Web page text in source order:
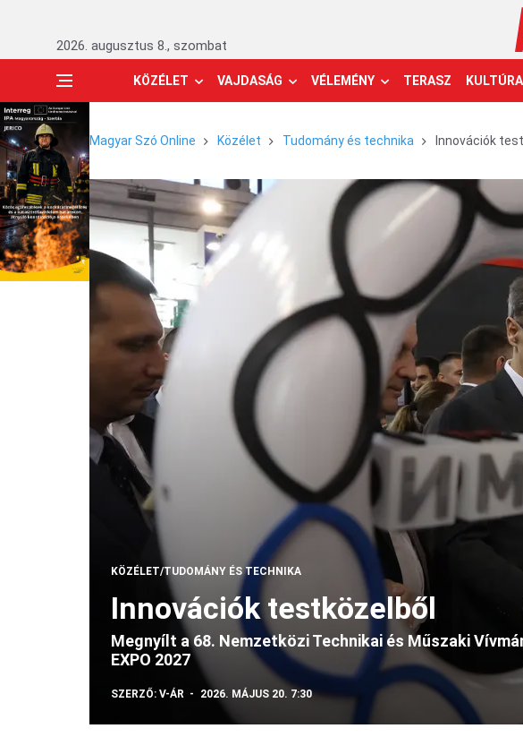
2026. augusztus 8., szombat
KÖZÉLET VAJDASÁG VÉLEMÉNY TERASZ KULTÚRA
Magyar Szó Online Közélet Tudomány és technika Innovációk
KÖZÉLET/TUDOMÁNY ÉS TECHNIKA
Innovációk testközelből
Megnyílt a 68. Nemzetközi Technikai és Műszaki
EXPO 2027
SZERZŐ: V-ÁR 2026. MÁJUS 20. 7:30